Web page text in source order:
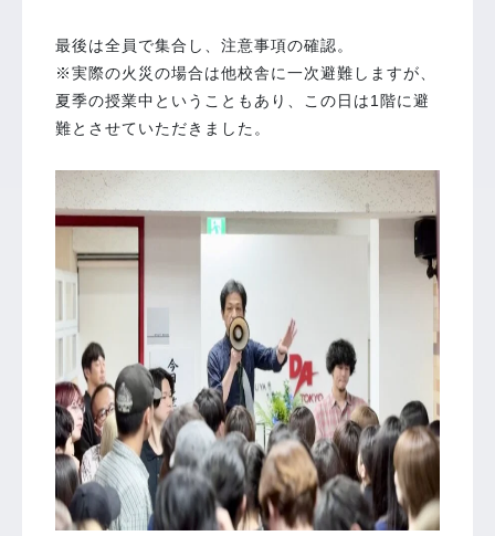
最後は全員で集合し、注意事項の確認。
※実際の火災の場合は他校舎に一次避難しますが、
夏季の授業中ということもあり、この日は1階に避
難とさせていただきました。